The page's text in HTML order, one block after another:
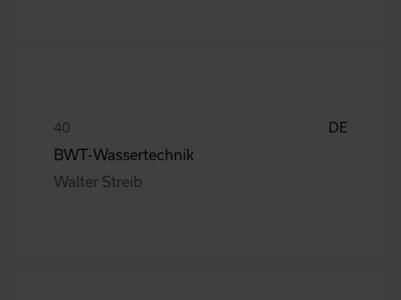
DE
BWT-Wassertechnik
Walter Streib